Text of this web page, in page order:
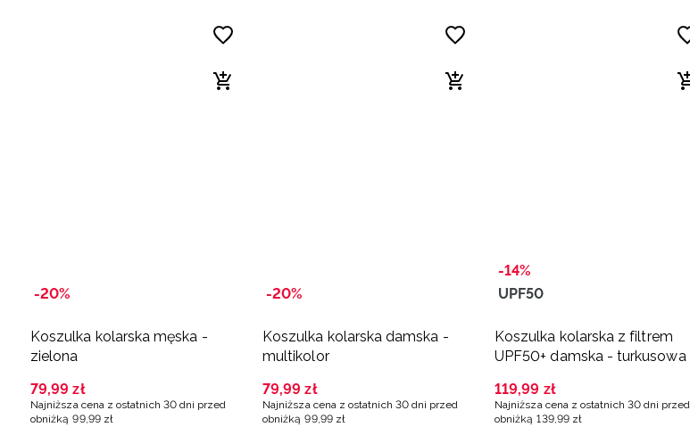
-20%
Koszulka kolarska męska -
zielona
79,99 zł
Najniższa cena z ostatnich 30 dni przed
obniżką 99, 99 zł
-20%
Koszulka kolarska damska -
multikolor
79,99 zł
Najniższa cena z ostatnich 30 dni przed
obniżką 99, 99 zł
-14%
UPF50
Koszulka kolarska z filtrem
UPF50+ damska - turkusowa
119,99 zł
Najniższa cena z ostatnich 30 dni przed
obniżką 139, 99 zł